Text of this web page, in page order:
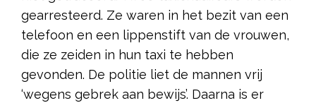
gearresteerd. Ze waren in het bezit van een
telefoon en een lippenstift van de vrouwen,
die ze zeiden in hun taxi te hebben
gevonden. De politie liet de mannen vrij
‘wegens gebrek aan bewijs’. Daarna is er